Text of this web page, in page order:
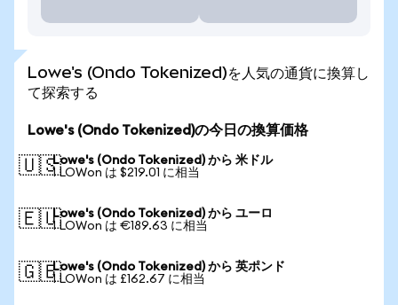
Lowe's (Ondo Tokenized)を人気の通貨に換算し
て探索する
Lowe's (Ondo Tokenized)の今日の換算価格
🇺🇸Lowe's (Ondo Tokenized) から 米ドル
1 LOWon は $219.01 に相当
🇪🇺Lowe's (Ondo Tokenized) から ユーロ
1 LOWon は €189.63 に相当
🇬🇧Lowe's (Ondo Tokenized) から 英ポンド
1 LOWon は £162.67 に相当